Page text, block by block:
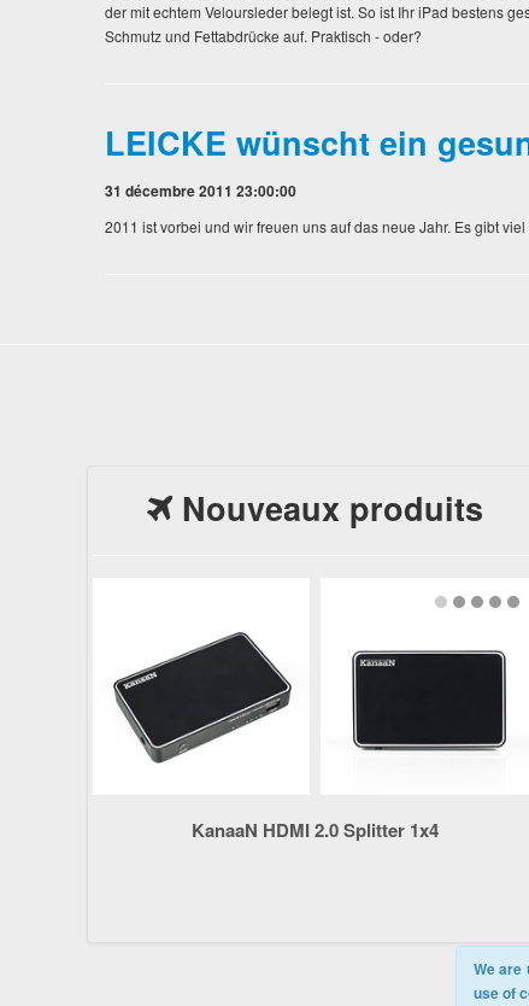
der mit echtem Veloursleder belegt ist. So ist Ihr iPad bestens
Schmutz und Fettabdrücke auf. Praktisch - oder?
LEICKE wünscht ein
31 décembre 2011 23:00:00
2011 ist vorbei und wir freuen uns auf das neue Jahr. Es gibt
Nouveaux produits
KanaaN HDMI 2.0 Splitter 1x4
We are
use of